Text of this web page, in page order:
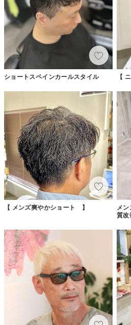
ショートスペインカールスタイル 【
【 メンズ爽やかショート 】
メ
質改